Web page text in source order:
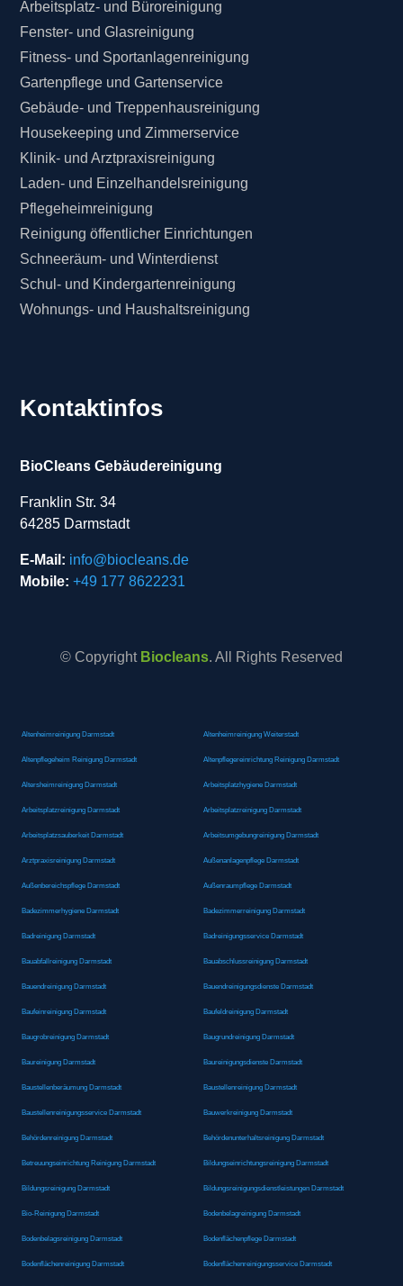
Arbeitsplatz- und Büroreinigung
Fenster- und Glasreinigung
Fitness- und Sportanlagenreinigung
Gartenpflege und Gartenservice
Gebäude- und Treppenhausreinigung
Housekeeping und Zimmerservice
Klinik- und Arztpraxisreinigung
Laden- und Einzelhandelsreinigung
Pflegeheimreinigung
Reinigung öffentlicher Einrichtungen
Schneeräum- und Winterdienst
Schul- und Kindergartenreinigung
Wohnungs- und Haushaltsreinigung
Kontaktinfos
BioCleans Gebäudereinigung
Franklin Str. 34
64285 Darmstadt
E-Mail: info@biocleans.de
Mobile: +49 177 8622231
© Copyright Biocleans. All Rights Reserved
Altenheimreinigung Darmstadt Altenheimreinigung Weiterstadt
Altenpflegeheim Reinigung Darmstadt Altenpflegereinrichtung Reinigung Darmstadt
Altersheimreinigung Darmstadt Arbeitsplatzhygiene Darmstadt
Arbeitsplatzreinigung Darmstadt Arbeitsplatzreinigung Darmstadt
Arbeitsplatzsauberkeit Darmstadt Arbeitsumgebungreinigung Darmstadt
Arztpraxisreinigung Darmstadt Außenanlagenpflege Darmstadt
Außenbereichspflege Darmstadt Außenraumpflege Darmstadt
Badezimmerhygiene Darmstadt Badezimmerreinigung Darmstadt
Badreinigung Darmstadt Badreinigungsservice Darmstadt
Bauabfallreinigung Darmstadt Bauabschlussreinigung Darmstadt
Bauendreinigung Darmstadt Bauendreinigungsdienste Darmstadt
Baufeinreinigung Darmstadt Baufeldreinigung Darmstadt
Baugrobreinigung Darmstadt Baugrundreinigung Darmstadt
Baureinigung Darmstadt Baureinigungsdienste Darmstadt
Baustellenberäumung Darmstadt Baustellenreinigung Darmstadt
Baustellenreinigungsservice Darmstadt Bauwerkreinigung Darmstadt
Behördenreinigung Darmstadt Behördenunterhaltsreinigung Darmstadt
Betreuungseinrichtung Reinigung Darmstadt Bildungseinrichtungsreinigung Darmstadt
Bildungsreinigung Darmstadt Bildungsreinigungsdienstleistungen Darmstadt
Bio-Reinigung Darmstadt Bodenbelagreinigung Darmstadt
Bodenbelagsreinigung Darmstadt Bodenflächenpflege Darmstadt
Bodenflächenreinigung Darmstadt Bodenflächenreinigungsservice Darmstadt